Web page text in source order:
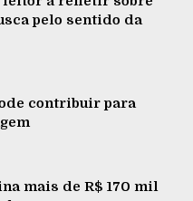
pelo sentido da
contribuir para
mais de R$ 170 mil